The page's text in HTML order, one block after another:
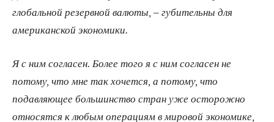
глобальной резервной валюты, – губительны для
американской экономики.
Я с ним согласен. Более того я с ним согласен не
потому, что мне так хочется, а потому, что
подавляющее большинство стран уже осторожно
относятся к любым операциям в мировой экономике,